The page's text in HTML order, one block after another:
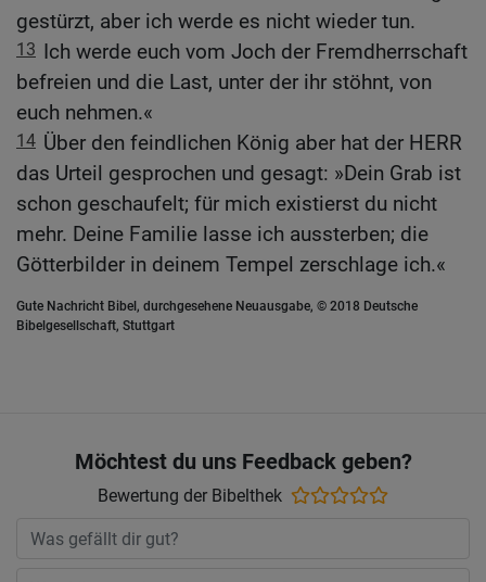
gestürzt, aber ich werde es nicht wieder tun.
13 Ich werde euch vom Joch der Fremdherrschaft
befreien und die Last, unter der ihr stöhnt, von
euch nehmen.«
14 Über den feindlichen König aber hat der HERR
das Urteil gesprochen und gesagt: »Dein Grab ist
schon geschaufelt; für mich existierst du nicht
mehr. Deine Familie lasse ich aussterben; die
Götterbilder in deinem Tempel zerschlage ich.«
Gute Nachricht Bibel, durchgesehene Neuausgabe, © 2018 Deutsche
Bibelgesellschaft, Stuttgart
Möchtest du uns Feedback geben?
Bewertung der Bibelthek